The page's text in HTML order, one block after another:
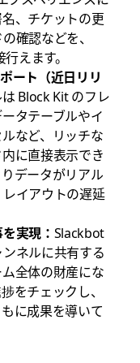
、チケットの更
確認などを、
えます。
ート（近日リリ
Block Kit のフレ
タテーブルやイ
など、リッチな
に直接表示でき
データがリアル
イアウトの遅延
実現： Slackbot
ネルに共有する
全体の財産にな
をチェックし、
もに成果を導いて